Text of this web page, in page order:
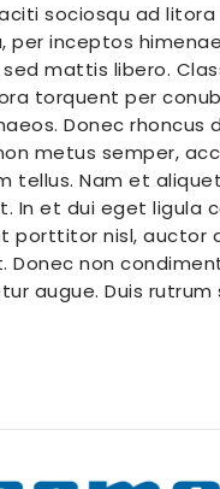
sociosqu ad
per inceptos
mattis libero.
torquent per
Donec rhoncus
metus semper,
tellus. Nam et
In et dui eget ligula
porttitor nisl, auctor
Donec non
augue. Duis rutrum